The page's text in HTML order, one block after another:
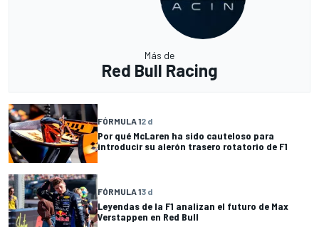
Más de
Red Bull Racing
FÓRMULA 12 d
Por qué McLaren ha sido cauteloso para
introducir su alerón trasero rotatorio de F1
FÓRMULA 13 d
Leyendas de la F1 analizan el futuro de Max
Verstappen en Red Bull